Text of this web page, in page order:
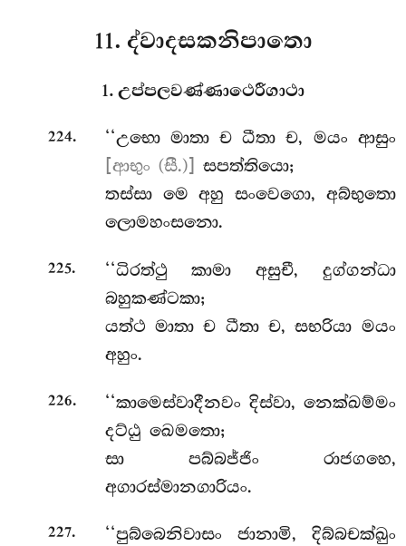
11. ද්වාදසකනිපාතො
1. උප්පලවණ්ණාථෙරීගාථා
224. ‘‘උභො මාතා ච ධීතා ච, මයං ආසුං
[ආභුං (සී.)]
සපත්තියො;
තස්සා මෙ අහු සංවෙගො, අබ්භුතො
ලොමහංසනො.
225.
‘‘ධිරත්ථු කාමා අසුචී, දුග්ගන්ධා
බහුකණ්ටකා;
යත්ථ මාතා ච ධීතා ච, සභරියා මයං
අහුං.
226. ‘‘කාමෙස්වාදීනවං දිස්වා, නෙක්ඛම්මං
දට්ඨු ඛෙමතො;
සා පබ්බජ්ජිං රාජගහෙ,
අගාරස්මානගාරියං.
227.
‘‘පුබ්බෙනිවාසං ජානාමි, දිබ්බචක්ඛුං